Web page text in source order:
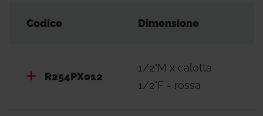
Codice Dimensione
R254PX012
1/2"M x calotta
1/2"F - rossa